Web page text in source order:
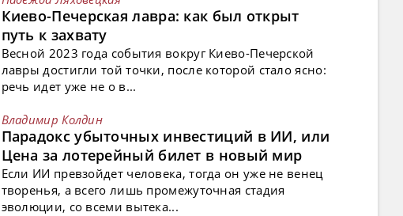
Киево-Печерская лавра: как был открыт
путь к захвату
Весной 2023 года события вокруг Киево-Печерской
лавры достигли той точки, после которой стало ясно:
речь идет уже не о в...
Владимир Колдин
Парадокс убыточных инвестиций в ИИ, или
Цена за лотерейный билет в новый мир
Если ИИ превзойдет человека, тогда он уже не венец
творенья, а всего лишь промежуточная стадия
эволюции, со всеми вытека...